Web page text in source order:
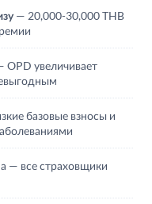
— 20,000-30,000 THB
OPD увеличивает
базовые взносы и
— все страховщики